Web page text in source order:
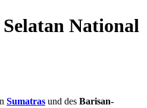
National
Sumatras und des Barisan-